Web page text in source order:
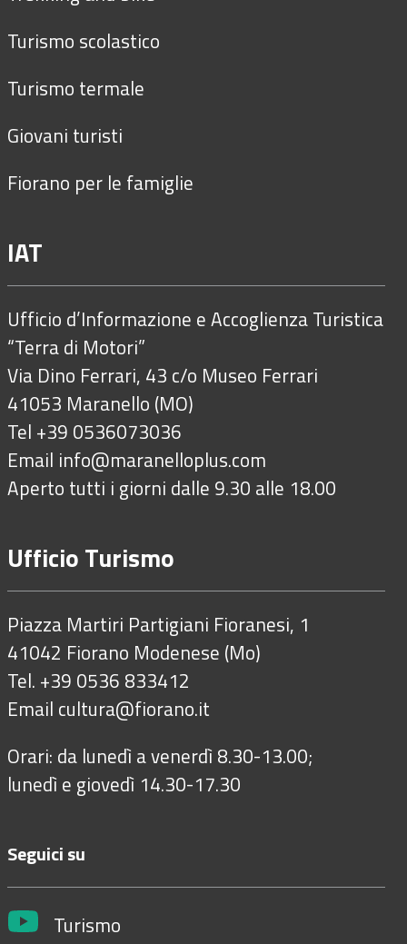
Turismo scolastico
Turismo termale
Giovani turisti
Fiorano per le famiglie
IAT
Ufficio d’Informazione e Accoglienza Turistica
“Terra di Motori”
Via Dino Ferrari, 43 c/o Museo Ferrari
41053 Maranello (MO)
Tel +39 0536073036
Email info@maranelloplus.com
Aperto tutti i giorni dalle 9.30 alle 18.00
Ufficio Turismo
Piazza Martiri Partigiani Fioranesi, 1
41042 Fiorano Modenese (Mo)
Tel. +39 0536 833412
Email cultura@fiorano.it
Orari: da lunedì a venerdì 8.30-13.00;
lunedì e giovedì 14.30-17.30
Seguici su
Turismo